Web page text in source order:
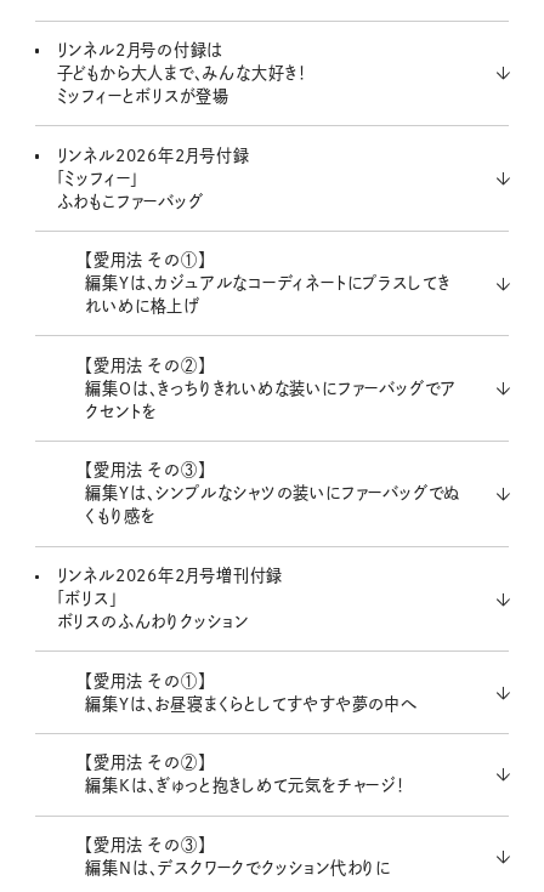
リンネル2月号の付録は
子どもから大人まで、みんな大好き！
ミッフィーとボリスが登場
リンネル2026年2月号付録
「ミッフィー」
ふわもこファーバッグ
【愛用法 その①】
編集Yは、カジュアルなコーディネートにプラスしてき
れいめに格上げ
【愛用法 その②】
編集Oは、きっちりきれいめな装いにファーバッグでア
クセントを
【愛用法 その③】
編集Yは、シンプルなシャツの装いにファーバッグでぬ
くもり感を
リンネル2026年2月号増刊付録
「ボリス」
ボリスのふんわりクッション
【愛用法 その①】
編集Yは、お昼寝まくらとしてすやすや夢の中へ
【愛用法 その②】
編集Kは、ぎゅっと抱きしめて元気をチャージ！
【愛用法 その③】
編集Nは、デスクワークでクッション代わりに